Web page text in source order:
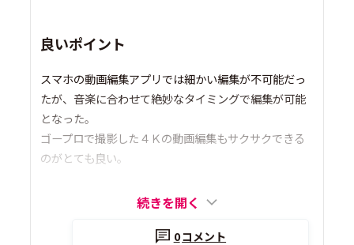
良いポイント
スマホの動画編集アプリでは細かい編集が不可能だっ
たが、音楽に合わせて絶妙なタイミングで編集が可能
となった。
ゴープロで撮影した４Ｋの動画編集もサクサクできる
のがとても良い。
続きを開く
0コメント